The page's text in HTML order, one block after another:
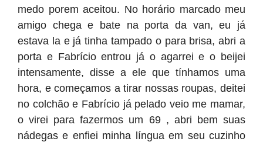
medo porem aceitou. No horário marcado meu
amigo chega e bate na porta da van, eu já
estava la e já tinha tampado o para brisa, abri a
porta e Fabrício entrou já o agarrei e o beijei
intensamente, disse a ele que tínhamos uma
hora, e começamos a tirar nossas roupas, deitei
no colchão e Fabrício já pelado veio me mamar,
o virei para fazermos um 69 , abri bem suas
nádegas e enfiei minha língua em seu cuzinho